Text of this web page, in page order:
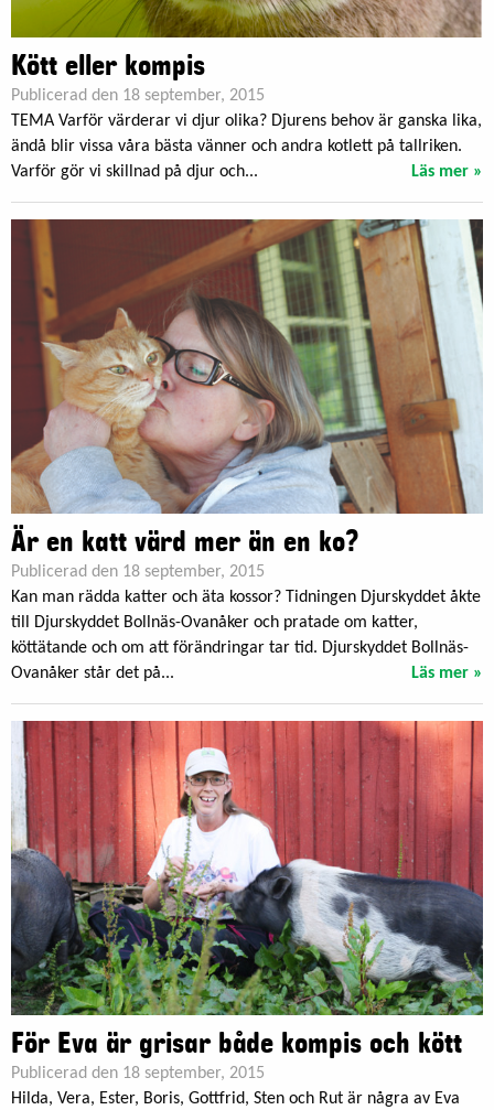
Kött eller kompis
Publicerad den 18 september, 2015
TEMA Varför värderar vi djur olika? Djurens behov är ganska lika,
ändå blir vissa våra bästa vänner och andra kotlett på tallriken.
Varför gör vi skillnad på djur och...
Läs mer »
Är en katt värd mer än en ko?
Publicerad den 18 september, 2015
Kan man rädda katter och äta kossor? Tidningen Djurskyddet åkte
till Djurskyddet Bollnäs-Ovanåker och pratade om katter,
köttätande och om att förändringar tar tid. Djurskyddet Bollnäs-
Ovanåker står det på...
Läs mer »
För Eva är grisar både kompis och kött
Publicerad den 18 september, 2015
Hilda, Vera, Ester, Boris, Gottfrid, Sten och Rut är några av Eva